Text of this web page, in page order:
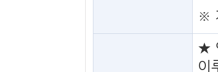
※
★
이